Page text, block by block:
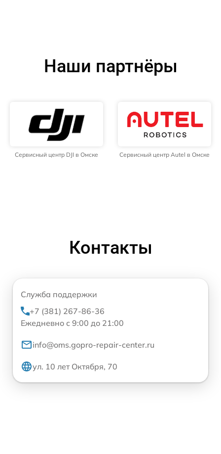
Наши партнёры
Сервисный центр DJI в Омске Сервисный центр Autel в Омске
Контакты
Служба поддержки
+7 (381) 267-86-36
Ежедневно с 9:00 до 21:00
info@oms.gopro-repair-center.ru
ул. 10 лет Октября, 70